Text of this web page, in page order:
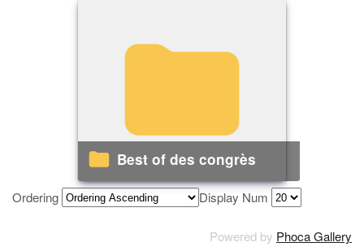
Best of des congrès
Ordering Display Num
Powered by Phoca Gallery